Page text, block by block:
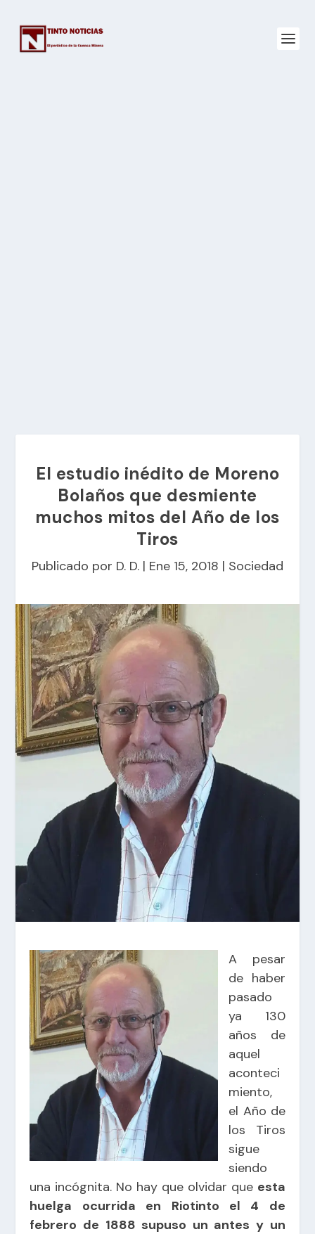
El estudio inédito de Moreno
Bolaños que desmiente
muchos mitos del Año de los
Tiros
Publicado por D. D. | Ene 15, 2018 | Sociedad
A pesar
de haber
pasado
ya 130
años de
aquel
aconteci
miento,
el Año de
los Tiros
sigue
siendo
una incógnita. No hay que olvidar que esta
huelga ocurrida en Riotinto el 4 de
febrero de 1888 supuso un antes y un